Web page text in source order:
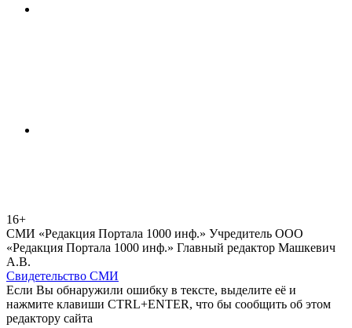
16+
СМИ «Редакция Портала 1000 инф.» Учредитель ООО
«Редакция Портала 1000 инф.» Главный редактор Машкевич
А.В.
Свидетельство СМИ
Если Вы обнаружили ошибку в тексте, выделите её и
нажмите клавиши CTRL+ENTER, что бы сообщить об этом
редактору сайта